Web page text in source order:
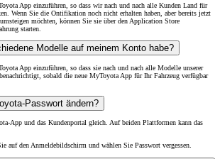
App einzuführen, so dass wir nach und nach alle Kunden Land für
Wenn Sie die Ontifikation noch nicht erhalten haben, aber bereits jetzt
möchten, können Sie sie über den Application Store
starten.
Modelle auf meinem Konto habe?
App einzuführen, so dass sie nach und nach alle Modelle unserer
sobald die neue MyToyota App für Ihr Fahrzeug verfügbar
Passwort ändern?
App und das Kundenportal gleich. Auf beiden Plattformen kann das
auf den Anmeldebildschirm und wählen Sie Passwort vergessen.